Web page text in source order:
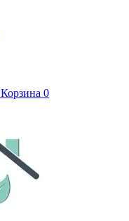
Корзина 0